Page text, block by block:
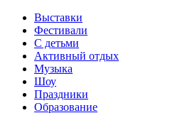
Выставки
Фестивали
С детьми
Активный отдых
Музыка
Шоу
Праздники
Образование